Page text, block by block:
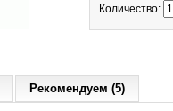
Количество:
Рекомендуем (5)